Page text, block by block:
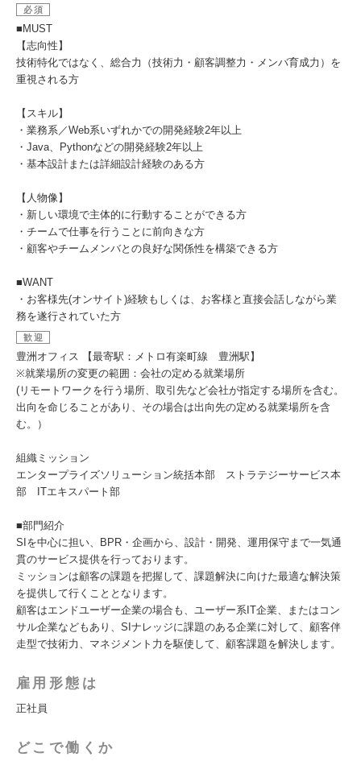
必須
■MUST
【志向性】
技術特化ではなく、総合力（技術力・顧客調整力・メンバ育成力）を
重視される方
【スキル】
・業務系／Web系いずれかでの開発経験2年以上
・Java、Pythonなどの開発経験2年以上
・基本設計または詳細設計経験のある方
【人物像】
・新しい環境で主体的に行動することができる方
・チームで仕事を行うことに前向きな方
・顧客やチームメンバとの良好な関係性を構築できる方
■WANT
・お客様先(オンサイト)経験もしくは、お客様と直接会話しながら業
務を遂行されていた方
歓迎
豊洲オフィス 【最寄駅：メトロ有楽町線 豊洲駅】
※就業場所の変更の範囲：会社の定める就業場所
(リモートワークを行う場所、取引先など会社が指定する場所を含む。
出向を命じることがあり、その場合は出向先の定める就業場所を含
む。）
組織ミッション
エンタープライズソリューション統括本部 ストラテジーサービス本
部 ITエキスパート部
■部門紹介
SIを中心に担い、BPR・企画から、設計・開発、運用保守まで一気通
貫のサービス提供を行っております。
ミッションは顧客の課題を把握して、課題解決に向けた最適な解決策
を提供して行くこととなります。
顧客はエンドユーザー企業の場合も、ユーザー系IT企業、またはコン
サル企業などもあり、SIナレッジに課題のある企業に対して、顧客伴
走型で技術力、マネジメント力を駆使して、顧客課題を解決します。
雇用形態は
正社員
どこで働くか